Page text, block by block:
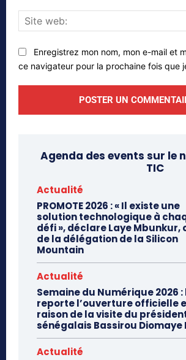
Enregistrez mon nom, mon e-mail et
ce navigateur pour la prochaine fois que
Agenda des events sur le
TIC
Actualité
PROMOTE 2026 : « Il existe une
solution technologique à
défi », déclare Laye Mbunkur,
de la délégation de la Silicon
Mountain
Actualité
Semaine du Numérique 2026 :
reporte l’ouverture officielle
raison de la visite du
sénégalais Bassirou Diomaye
Actualité